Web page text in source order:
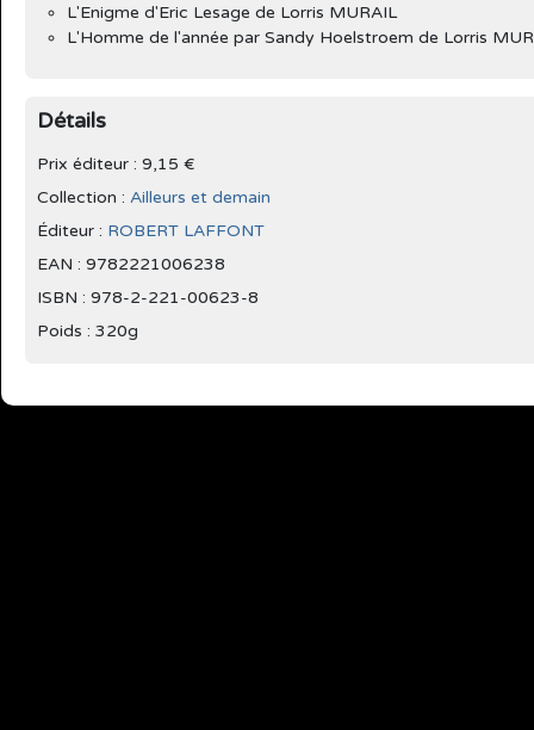
L'Enigme d'Eric Lesage de Lorris MURAIL
L'Homme de l'année par Sandy Hoelstroem de Lorris
Détails
Prix éditeur : 9,15 €
Collection : Ailleurs et demain
Éditeur : ROBERT LAFFONT
EAN : 9782221006238
ISBN : 978-2-221-00623-8
Poids : 320g